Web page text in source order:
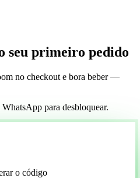
seu primeiro pedido
no checkout e bora beber —
para desbloquear.
o código